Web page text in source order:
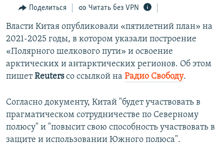
поискуИНФОГРАФИКА
ТЕЛЕПРОЕКТ КРЫМ.РЕАЛИИ
СОВЕТЫ ПРАВОЗАЩИТНИКОВ
ПРОПАВШИЕ БЕЗ ВЕСТИ
КРЫМ.НЕПОКОРЕННЫЙ
ELIFBE
УКРАИНСКАЯ ПРОБЛЕМА КРЫМА
КАК ОБОЙТИ БЛОКИРОВКУ
Українською
Qırımtatar
ПРИСОЕДИНЯЙТЕСЬ!
Поделиться Читать без VPN
Власти Китая опубликовали «пятилетний план» на
2021-2025 годы, в котором указали построение
«Полярного шелкового пути» и освоение
арктических и антарктических регионов. Об этом
пишетReutersсо ссылкой на Радио Свободу.
Согласно документу, Китай "будет участвовать в
прагматическом сотрудничестве по Северному
полюсу" и "повысит свою способность участвовать в
защите и использовании Южного полюса".